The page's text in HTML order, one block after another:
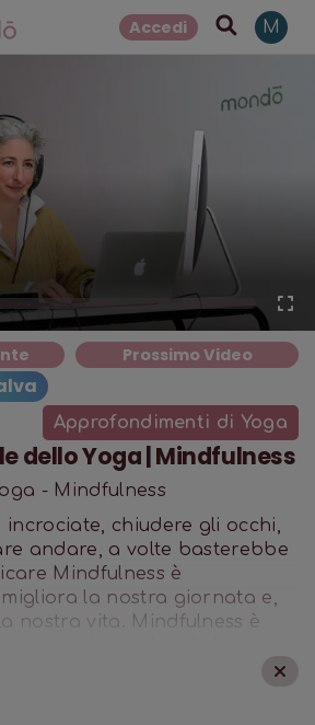
Accedi M
Prossimo Video
Approfondimenti di Yoga
dello Yoga | Mindfulness
- Mindfulness
incrociate, chiudere gli occhi,
andare, a volte basterebbe
Mindfulness è
la nostra giornata e,
nostra vita. Mindfulness è
è già dentro di noi, basta